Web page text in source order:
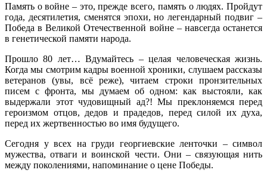
Память о войне – это, прежде всего, память о людях. Пройдут
года, десятилетия, сменятся эпохи, но легендарный подвиг –
Победа в Великой Отечественной войне – навсегда останется
в генетической памяти народа.
Прошло 80 лет… Вдумайтесь – целая человеческая жизнь.
Когда мы смотрим кадры военной хроники, слушаем рассказы
ветеранов (увы, всё реже), читаем строки пронзительных
писем с фронта, мы думаем об одном: как выстояли, как
выдержали этот чудовищный ад?! Мы преклоняемся перед
героизмом отцов, дедов и прадедов, перед силой их духа,
перед их жертвенностью во имя будущего.
Сегодня у всех на груди георгиевские ленточки – символ
мужества, отваги и воинской чести. Они – связующая нить
между поколениями, напоминание о цене Победы.